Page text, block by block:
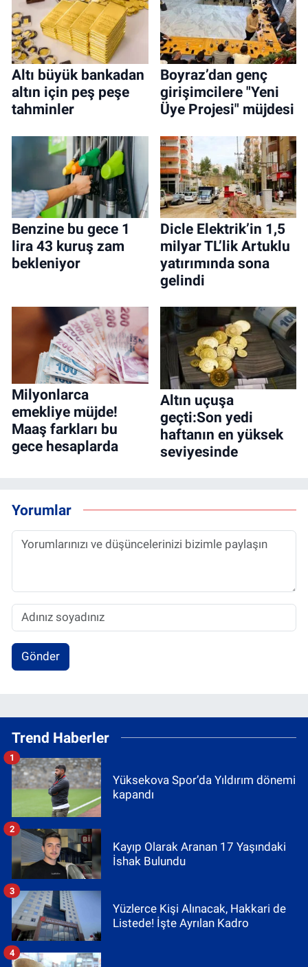
Altı büyük bankadan
altın için peş peşe
tahminler
Boyraz’dan genç
girişimcilere "Yeni
Üye Projesi" müjdesi
Benzine bu gece 1
lira 43 kuruş zam
bekleniyor
Dicle Elektrik’in 1,5
milyar TL’lik Artuklu
yatırımında sona
gelindi
Milyonlarca
emekliye müjde!
Maaş farkları bu
gece hesaplarda
Altın uçuşa
geçti:Son yedi
haftanın en yüksek
seviyesinde
Yorumlar
Gönder
Trend Haberler
Yüksekova Spor’da Yıldırım dönemi
kapandı
1
Kayıp Olarak Aranan 17 Yaşındaki
İshak Bulundu
2
Yüzlerce Kişi Alınacak, Hakkari de
Listede! İşte Ayrılan Kadro
3
4